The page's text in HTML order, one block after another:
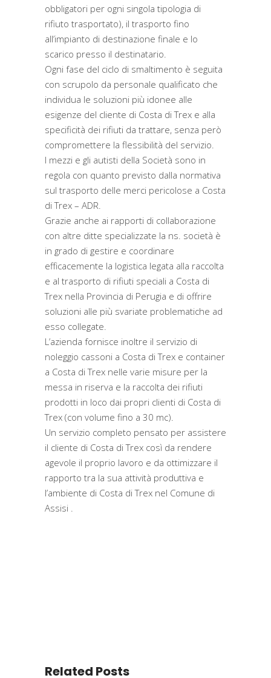
obbligatori per ogni singola tipologia di
rifiuto trasportato), il trasporto fino
all’impianto di destinazione finale e lo
scarico presso il destinatario.
Ogni fase del ciclo di smaltimento è seguita
con scrupolo da personale qualificato che
individua le soluzioni più idonee alle
esigenze del cliente di Costa di Trex e alla
specificità dei rifiuti da trattare, senza però
compromettere la flessibilità del servizio.
I mezzi e gli autisti della Società sono in
regola con quanto previsto dalla normativa
sul trasporto delle merci pericolose a Costa
di Trex – ADR.
Grazie anche ai rapporti di collaborazione
con altre ditte specializzate la ns. società è
in grado di gestire e coordinare
efficacemente la logistica legata alla raccolta
e al trasporto di rifiuti speciali a Costa di
Trex nella Provincia di Perugia e di offrire
soluzioni alle più svariate problematiche ad
esso collegate.
L’azienda fornisce inoltre il servizio di
noleggio cassoni a Costa di Trex e container
a Costa di Trex nelle varie misure per la
messa in riserva e la raccolta dei rifiuti
prodotti in loco dai propri clienti di Costa di
Trex (con volume fino a 30 mc).
Un servizio completo pensato per assistere
il cliente di Costa di Trex così da rendere
agevole il proprio lavoro e da ottimizzare il
rapporto tra la sua attività produttiva e
l’ambiente di Costa di Trex nel Comune di
Assisi .
Related Posts